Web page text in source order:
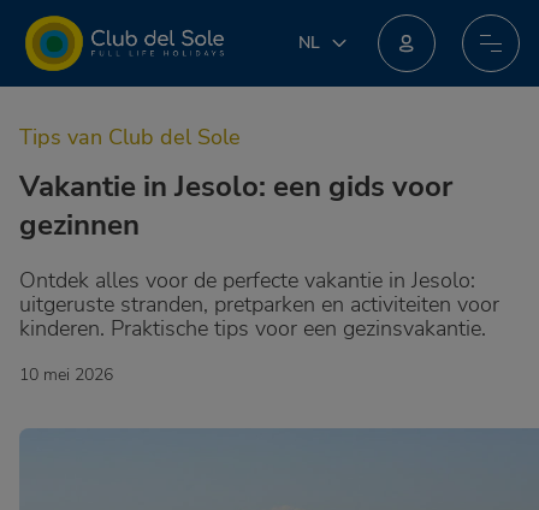
NL
Tips van Club del Sole
Vakantie in Jesolo: een gids voor
gezinnen
Ontdek alles voor de perfecte vakantie in Jesolo:
uitgeruste stranden, pretparken en activiteiten voor
kinderen. Praktische tips voor een gezinsvakantie.
10 mei 2026